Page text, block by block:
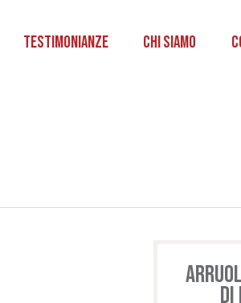
Testimonianze Chi Siamo
di